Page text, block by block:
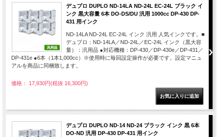
デュプロ DUPLO ND-14LA ND-24L EC-24L ブラック イ
ンク 黒大容量 6本 DO-DS/DU 汎用 1000cc DP-430 DP-
431 用インク
ND-14LA ND-24L EC-24L インク 汎用 人気インクです。■
デュプロ：ND-14LA／ND-24L／EC-24L インク（黒大容
量）：汎用品 ●対応機種：DP-430／DP-430e／DP-431／
DP-431e ●6本（1本1,000cc）※使用時に毎回設定操作が必要です。設定マニュ
アルを商品に同梱致します。
価格： 17,930円(税抜 16,300円)
デュプロ DUPLO ND-14 ND-24 ブラック インク 黒 6本
DO-ND 汎用 DP-430 DP-431 用インク